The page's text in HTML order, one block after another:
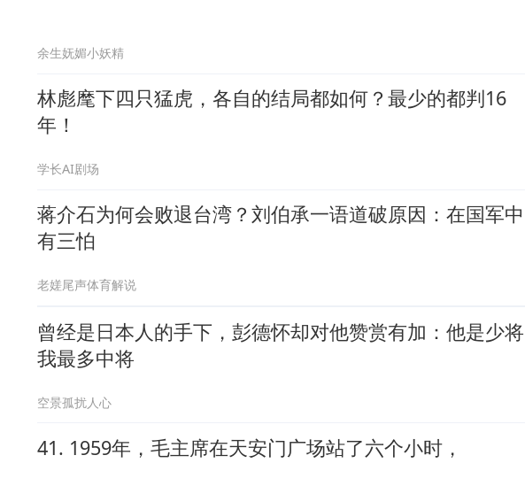
余生妩媚小妖精
林彪麾下四只猛虎，各自的结局都如何？最少的都判16
年！
学长AI剧场
蒋介石为何会败退台湾？刘伯承一语道破原因：在国军中
有三怕
老嫅尾声体育解说
曾经是日本人的手下，彭德怀却对他赞赏有加：他是少将
我最多中将
空景孤扰人心
41. 1959年，毛主席在天安门广场站了六个小时，